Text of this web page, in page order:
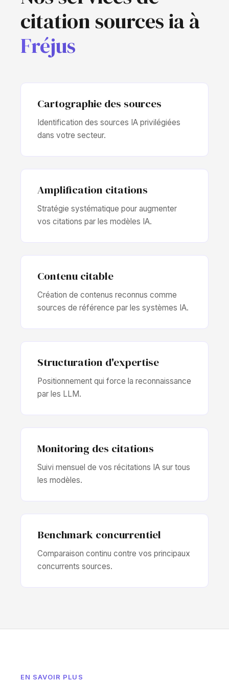
citation sources ia à
Fréjus
Cartographie des sources
Identification des sources IA privilégiées
dans votre secteur.
Amplification citations
Stratégie systématique pour augmenter
vos citations par les modèles IA.
Contenu citable
Création de contenus reconnus comme
sources de référence par les systèmes IA.
Structuration d'expertise
Positionnement qui force la reconnaissance
par les LLM.
Monitoring des citations
Suivi mensuel de vos récitations IA sur tous
les modèles.
Benchmark concurrentiel
Comparaison continu contre vos principaux
concurrents sources.
EN SAVOIR PLUS